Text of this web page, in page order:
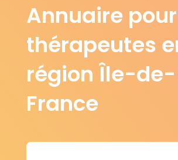
Annuaire pour
thérapeutes
région Île-de-
France